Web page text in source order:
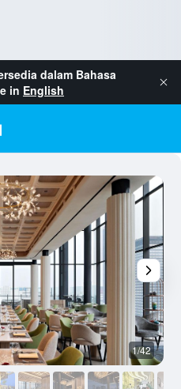
dalam Bahasa
in English
1/42